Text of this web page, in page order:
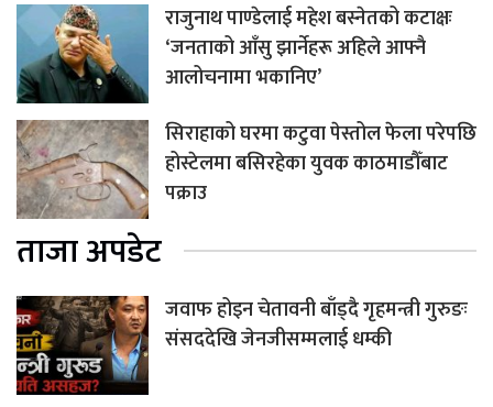
राजुनाथ पाण्डेलाई महेश बस्नेतको कटाक्षः
‘जनताको आँसु झार्नेहरू अहिले आफ्नै
आलोचनामा भकानिए’
सिराहाको घरमा कटुवा पेस्तोल फेला परेपछि
होस्टेलमा बसिरहेका युवक काठमाडौँबाट
पक्राउ
ताजा अपडेट
जवाफ होइन चेतावनी बाँड्दै गृहमन्त्री गुरुङः
संसददेखि जेनजीसम्मलाई धम्की